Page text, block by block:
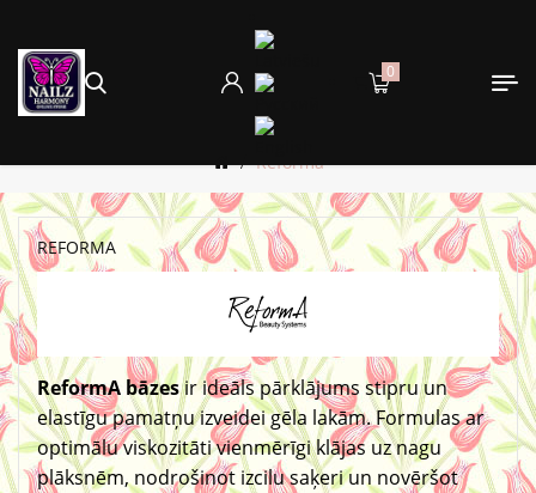
0
Reforma
REFORMA
ReformA bāzesir ideāls pārklājums stipru un
elastīgu pamatņu izveidei gēla lakām. Formulas ar
optimālu viskozitāti vienmērīgi klājas uz nagu
plāksnēm, nodrošinot izcilu saķeri un novēršot